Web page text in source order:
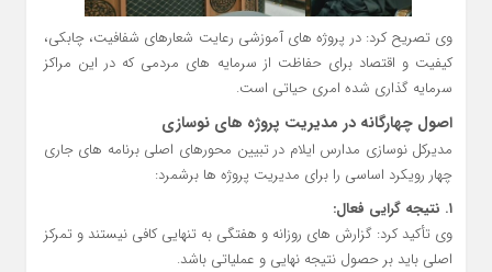
وی تصریح کرد: در پروژه‌ های آموزشی رعایت شعارهای شفافیت، چابکی،
کیفیت و اقتصاد برای حفاظت از سرمایه‌ های مردمی که در این مراکز
سرمایه‌ گذاری شده امری حیاتی است.
اصول چهارگانه در مدیریت پروژه‌ های نوسازی
مدیرکل نوسازی مدارس ایلام در تبیین محورهای اصلی برنامه‌ های جاری
چهار رویکرد اساسی را برای مدیریت پروژه‌ ها برشمرد:
۱. نتیجه‌ گرایی فعال:
وی تأکید کرد: گزارش‌ های روزانه و هفتگی به‌ تنهایی کافی نیستند و تمرکز
اصلی باید بر حصول نتیجه نهایی و عملیاتی باشد.